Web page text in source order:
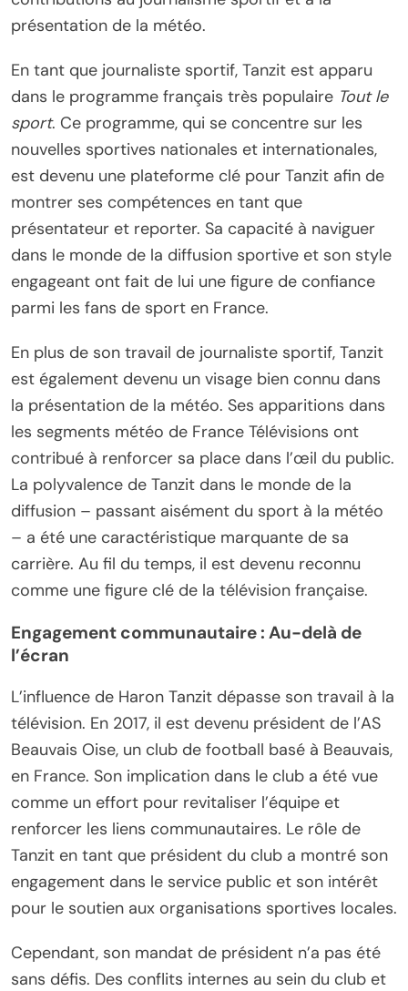
présentation de la météo.
En tant que journaliste sportif, Tanzit est apparu
dans le programme français très populaire Tout le
sport. Ce programme, qui se concentre sur les
nouvelles sportives nationales et internationales,
est devenu une plateforme clé pour Tanzit afin de
montrer ses compétences en tant que
présentateur et reporter. Sa capacité à naviguer
dans le monde de la diffusion sportive et son style
engageant ont fait de lui une figure de confiance
parmi les fans de sport en France.
En plus de son travail de journaliste sportif, Tanzit
est également devenu un visage bien connu dans
la présentation de la météo. Ses apparitions dans
les segments météo de France Télévisions ont
contribué à renforcer sa place dans l’œil du public.
La polyvalence de Tanzit dans le monde de la
diffusion – passant aisément du sport à la météo
– a été une caractéristique marquante de sa
carrière. Au fil du temps, il est devenu reconnu
comme une figure clé de la télévision française.
Engagement communautaire : Au-delà de
l’écran
L’influence de Haron Tanzit dépasse son travail à la
télévision. En 2017, il est devenu président de l’AS
Beauvais Oise, un club de football basé à Beauvais,
en France. Son implication dans le club a été vue
comme un effort pour revitaliser l’équipe et
renforcer les liens communautaires. Le rôle de
Tanzit en tant que président du club a montré son
engagement dans le service public et son intérêt
pour le soutien aux organisations sportives locales.
Cependant, son mandat de président n’a pas été
sans défis. Des conflits internes au sein du club et